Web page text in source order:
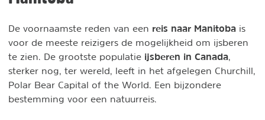
De voornaamste reden van een reis naar Manitoba is
voor de meeste reizigers de mogelijkheid om ijsberen
te zien. De grootste populatie ijsberen in Canada
sterker nog, ter wereld, leeft in het afgelegen Churchill,
Polar Bear Capital of the World. Een bijzondere
bestemming voor een natuurreis.